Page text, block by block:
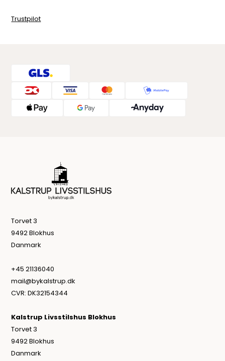
Trustpilot
Torvet 3
9492 Blokhus
Danmark
+45 21136040
mail@bykalstrup.dk
CVR: DK32154344
Kalstrup Livsstilshus Blokhus
Torvet 3
9492 Blokhus
Danmark